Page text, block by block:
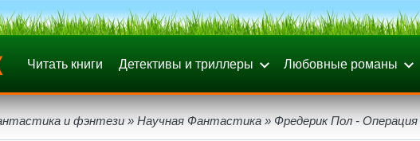
Читать книги Детективы и триллеры Любовные романы
и фэнтези » Научная Фантастика » Фредерик Пол - Операция